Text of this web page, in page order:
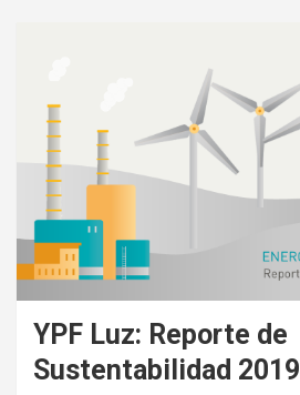
YPF Luz: Reporte de
Sustentabilidad 2019